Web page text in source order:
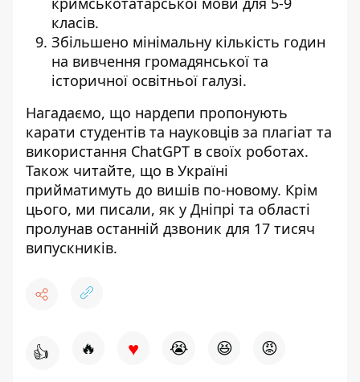
класів.
Збільшено мінімальну кількість годин
на вивчення громадянської та
історичної освітньої галузі.
Нагадаємо, що нардепи пропонують
карати студентів та науковців за плагіат та
використання ChatGPT в своїх роботах.
Також читайте, що в Україні
прийматимуть до вишів по-новому. Крім
цього, ми писали, як у Дніпрі та області
пролунав останній дзвоник для 17 тисяч
випускників.
👍 🔥 ♥ 😭 😆 😡